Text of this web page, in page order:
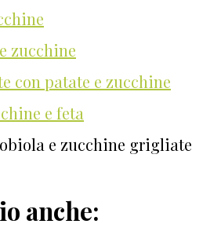
zucchine
con patate e zucchine
e feta
e zucchine grigliate
anche: